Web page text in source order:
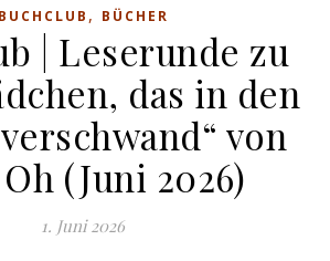
BUCHCLUB , BÜCHER
| Leserunde zu
das in den
von
(Juni 2026)
1. Juni 2026